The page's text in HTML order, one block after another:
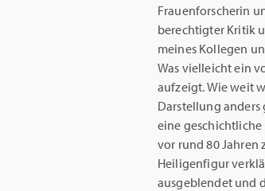
Frauenforscherin
berechtigter Kritik
meines Kollegen
Was vielleicht ein
aufzeigt. Wie weit
Darstellung anders
eine geschichtliche
vor rund 80 Jahren
Heiligenfigur
ausgeblendet und